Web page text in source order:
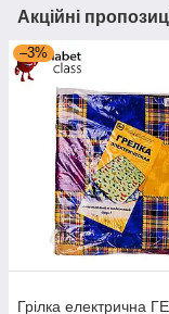
Акційні
–3%
Грілка електрична